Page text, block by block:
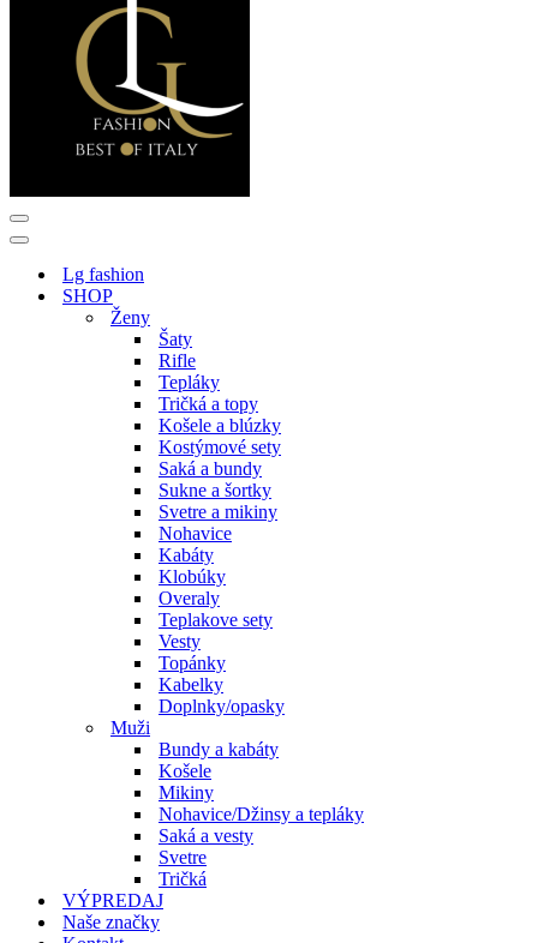
Menu
navigácie
Menu
navigácieLg fashion
SHOP
Ženy
Šaty
Rifle
Tepláky
Tričká a topy
Košele a blúzky
Kostýmové sety
Saká a bundy
Sukne a šortky
Svetre a mikiny
Nohavice
Kabáty
Klobúky
Overaly
Teplakove sety
Vesty
Topánky
Kabelky
Doplnky/opasky
Muži
Bundy a kabáty
Košele
Mikiny
Nohavice/Džinsy a tepláky
Saká a vesty
Svetre
Tričká
VÝPREDAJ
Naše značky